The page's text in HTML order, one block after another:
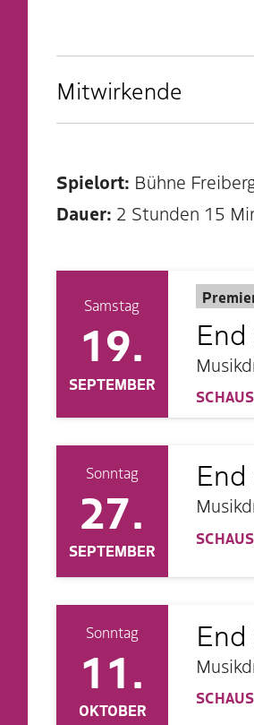
Mitwirkende
Spielort: Bühne
Dauer: 2 Stunden 15
Samstag
19.
SEPTEMBER
Sonntag
27.
SEPTEMBER
Sonntag
11.
OKTOBER